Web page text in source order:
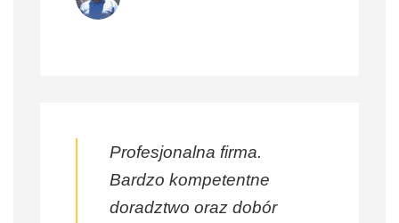
Profesjonalna firma.
Bardzo kompetentne
doradztwo oraz dobór